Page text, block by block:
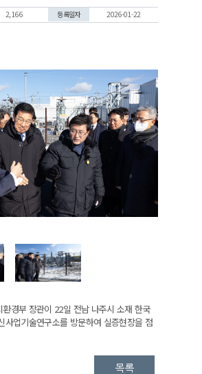
2,166 등록일자 2026-01-22
환경부 장관이 22일 전남 나주시 소재 한국
사업기술연구소를 방문하여 실증현장을 점